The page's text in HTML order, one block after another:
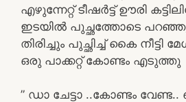
എഴുന്നേറ്റ് ടീഷർട്ട് ഊരി
ഇടയിൽ പുച്ഛത്തോടെ
തിരിച്ചും പുച്ഛിച്ച് കൈ നീട്ടി
ഒരു പാക്കറ്റ് കോണ്ടം എടുത്തു
” ഡാ ചേട്ടാ ..കോണ്ടം